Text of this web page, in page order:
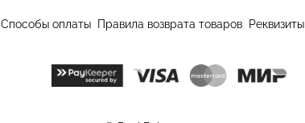
Способы оплаты Правила возврата товаров Реквизиты